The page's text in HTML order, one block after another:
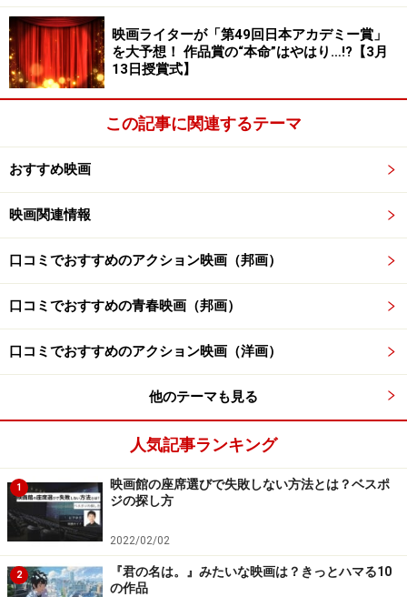
Amazonで見る
※記事内容は執筆時点のものです。最新の内容をご確認くださ
【編集部おすすめの購入サイト】
Amazonで洋画・邦画の DVD をチェック！
映画ライターが「第49回日本アカデミー賞」
を大予想！ 作品賞の“本命”はやはり…!?【3月
13日授賞式】
この記事に関連するテーマ
おすすめ映画
映画関連情報
口コミでおすすめのアクション映画（邦画）
口コミでおすすめの青春映画（邦画）
口コミでおすすめのアクション映画（洋画）
他のテーマも見る
人気記事ランキング
1
映画館の座席選びで失敗しない方法とは？ベスポ
ジの探し方
2022/02/02
2
『君の名は。』みたいな映画は？きっとハマる10
の作品